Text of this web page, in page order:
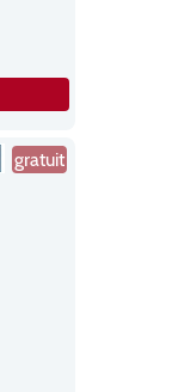
gratuit